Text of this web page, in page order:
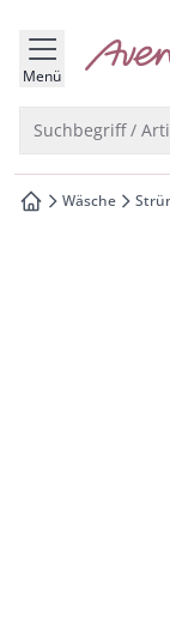
springen
springen
springen
Menü
Suchbegriff /
zur Startseite
Wäsche